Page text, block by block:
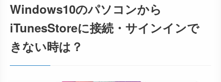
Windows10のパソコンから
iTunesStoreに接続・サインインで
きない時は？